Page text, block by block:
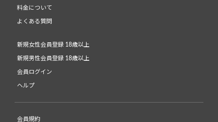
料金について
よくある質問
新規女性会員登録 18歳以上
新規男性会員登録 18歳以上
会員ログイン
ヘルプ
会員規約